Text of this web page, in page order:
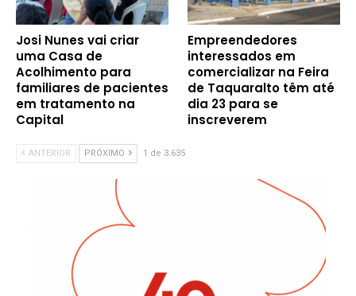
Josi Nunes vai criar
uma Casa de
Acolhimento para
familiares de pacientes
em tratamento na
Capital
Empreendedores
interessados em
comercializar na Feira
de Taquaralto têm até
dia 23 para se
inscreverem
ANTERIOR PRÓXIMO 1 de 3.635